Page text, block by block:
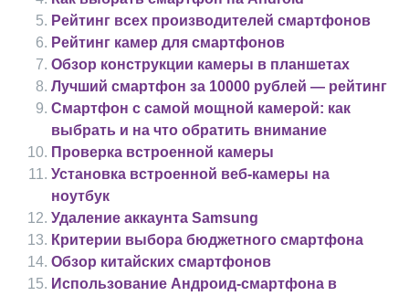
Рейтинг всех производителей смартфонов
Рейтинг камер для смартфонов
Обзор конструкции камеры в планшетах
Лучший смартфон за 10000 рублей — рейтинг
Смартфон с самой мощной камерой: как
выбрать и на что обратить внимание
Проверка встроенной камеры
Установка встроенной веб-камеры на
ноутбук
Удаление аккаунта Samsung
Критерии выбора бюджетного смартфона
Обзор китайских смартфонов
Использование Андроид-смартфона в